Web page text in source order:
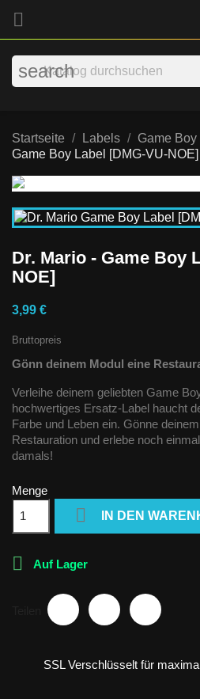

search
Startseite Labels Game
Game Boy Label [DMG-VU-NOE]
Dr. Mario - Game Boy
NOE]
3,99 €
Bruttopreis
Gönn deinem Modul eine
Verleihe deinem geliebten Game
hochwertiges Ersatz-Label haucht
Farbe und Leben ein. Gönne
Restauration und erlebe noch
damals!
Menge
 IN DEN
 Auf Lager
SSL Verschlüsselt für